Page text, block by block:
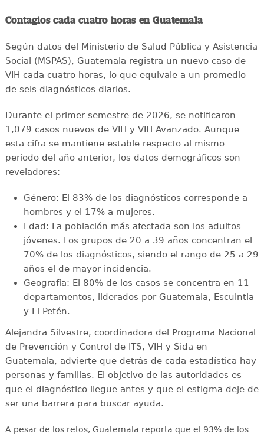
Contagios cada cuatro horas en Guatemala
Según datos del Ministerio de Salud Pública y Asistencia
Social (MSPAS), Guatemala registra un nuevo caso de
VIH cada cuatro horas, lo que equivale a un promedio
de seis diagnósticos diarios.
Durante el primer semestre de 2026, se notificaron
1,079 casos nuevos de VIH y VIH Avanzado. Aunque
esta cifra se mantiene estable respecto al mismo
periodo del año anterior, los datos demográficos son
reveladores:
Género: El 83% de los diagnósticos corresponde a
hombres y el 17% a mujeres.
Edad: La población más afectada son los adultos
jóvenes. Los grupos de 20 a 39 años concentran el
70% de los diagnósticos, siendo el rango de 25 a 29
años el de mayor incidencia.
Geografía: El 80% de los casos se concentra en 11
departamentos, liderados por Guatemala, Escuintla
y El Petén.
Alejandra Silvestre, coordinadora del Programa Nacional
de Prevención y Control de ITS, VIH y Sida en
Guatemala, advierte que detrás de cada estadística hay
personas y familias. El objetivo de las autoridades es
que el diagnóstico llegue antes y que el estigma deje de
ser una barrera para buscar ayuda.
A pesar de los retos, Guatemala reporta que el 93% de los